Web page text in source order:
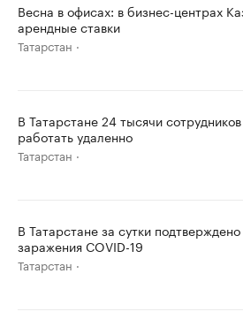
Весна в офисах: в бизнес-центрах
арендные ставки
Татарстан
В Татарстане 24 тысячи
работать удаленно
Татарстан
В Татарстане за сутки
заражения COVID-19
Татарстан